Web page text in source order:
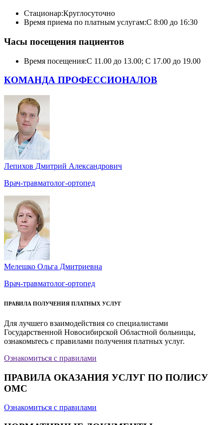
Стационар:Круглосуточно
Время приема по платным услугам:С 8:00 до 16:30
Часы посещения пациентов
Время посещения:С 11.00 до 13.00; С 17.00 до 19.00
КОМАНДА ПРОФЕССИОНАЛОВ
Лепихов Дмитрий Александрович
Врач-травматолог-ортопед
Мелешко Ольга Дмитриевна
Врач-травматолог-ортопед
ПРАВИЛА ПОЛУЧЕНИЯ ПЛАТНЫХ УСЛУГ
Для лучшего взаимодействия со специалистами
Государственной Новосибирской Областной больницы,
ознакомьтесь с правилами получения платных услуг.
Ознакомиться с правилами
ПРАВИЛА ОКАЗАНИЯ УСЛУГ ПО ПОЛИСУ
ОМС
Ознакомиться с правилами